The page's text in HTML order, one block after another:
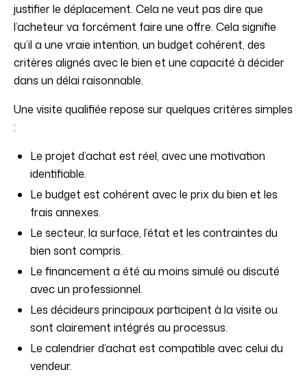
justifier le déplacement. Cela ne veut pas dire que
l’acheteur va forcément faire une offre. Cela signifie
qu’il a une vraie intention, un budget cohérent, des
critères alignés avec le bien et une capacité à décider
dans un délai raisonnable.
Une visite qualifiée repose sur quelques critères simples
:
Le projet d’achat est réel, avec une motivation
identifiable.
Le budget est cohérent avec le prix du bien et les
frais annexes.
Le secteur, la surface, l’état et les contraintes du
bien sont compris.
Le financement a été au moins simulé ou discuté
avec un professionnel.
Les décideurs principaux participent à la visite ou
sont clairement intégrés au processus.
Le calendrier d’achat est compatible avec celui du
vendeur.